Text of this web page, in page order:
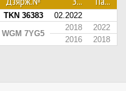
TKN 36383
02.2022
WGM 7YG5
2018
2022
2016
2018